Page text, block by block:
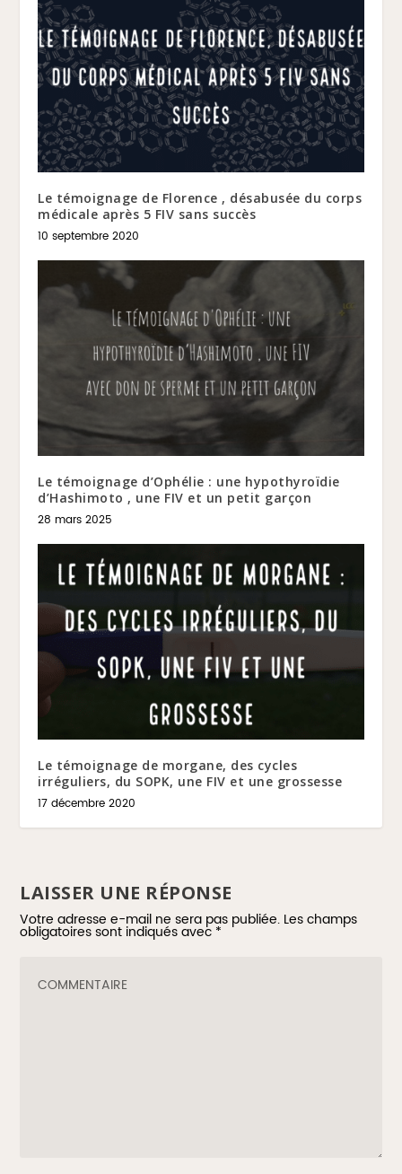
Le témoignage de Florence , désabusée du corps
médicale après 5 FIV sans succès
10 septembre 2020
Le témoignage d’Ophélie : une hypothyroïdie
d’Hashimoto , une FIV et un petit garçon
28 mars 2025
Le témoignage de morgane, des cycles
irréguliers, du SOPK, une FIV et une grossesse
17 décembre 2020
LAISSER UNE RÉPONSE
Votre adresse e-mail ne sera pas publiée. Les champs
obligatoires sont indiqués avec *